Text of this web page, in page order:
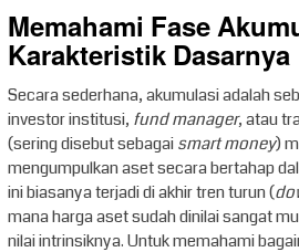
Memahami Fase
Karakteristik Dasarnya
Secara sederhana, akumulasi adalah
investor institusi, fund manager, atau
(sering disebut sebagaismart money)
mengumpulkan aset secara bertahap
ini biasanya terjadi di akhir tren turun (
mana harga aset sudah dinilai sangat
nilai intrinsiknya. Untuk memahami